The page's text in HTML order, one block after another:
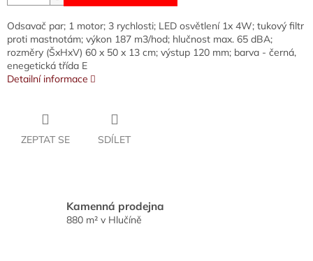
Odsavač par; 1 motor; 3 rychlosti; LED osvětlení 1x 4W; tukový filtr
proti mastnotám; výkon 187 m3/hod; hlučnost max. 65 dBA;
rozměry (ŠxHxV) 60 x 50 x 13 cm; výstup 120 mm; barva - černá,
enegetická třída E
Detailní informace
ZEPTAT SE SDÍLET
Kamenná prodejna
880 m² v Hlučíně